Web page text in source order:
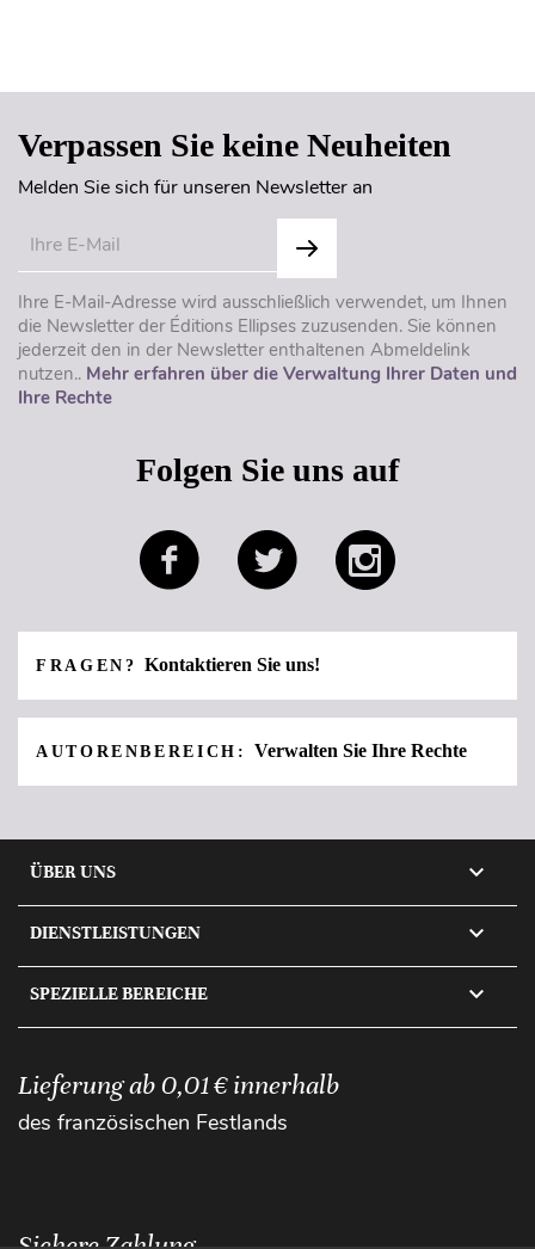
Verpassen Sie keine Neuheiten
Melden Sie sich für unseren Newsletter an
Ihre E-Mail-Adresse wird ausschließlich verwendet, um Ihnen
die Newsletter der Éditions Ellipses zuzusenden. Sie können
jederzeit den in der Newsletter enthaltenen Abmeldelink
nutzen.. Mehr erfahren über die Verwaltung Ihrer Daten und
Ihre Rechte
Folgen Sie uns auf
FRAGEN?Kontaktieren Sie uns!
AUTORENBEREICH: Verwalten Sie Ihre Rechte
ÜBER UNS 
DIENSTLEISTUNGEN 
SPEZIELLE BEREICHE 
Lieferung ab 0,01 € innerhalb
des französischen Festlands